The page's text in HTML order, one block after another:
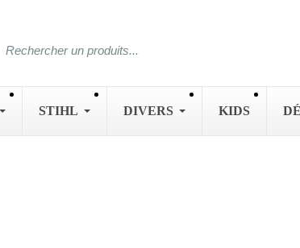
STIHL DIVERS KIDS